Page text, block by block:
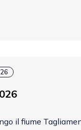
il fiume